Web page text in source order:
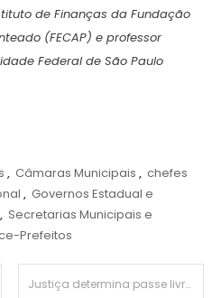
de Finanças da Fundação
(FECAP) e professor
Federal de São Paulo
, Câmaras Municipais , chefes
, Governos Estadual e
, Secretarias Municipais e
Prefeitos
Justiça determina passe livre durante as eleições em Porto Alegre; ABM sugere que prefeituras criem mecanismos de gratuidade